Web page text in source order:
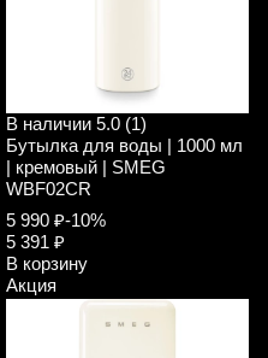
В наличии 5.0 (1)
Бутылка для воды | 1000 мл
| кремовый | SMEG
WBF02CR
5 990 ₽-10%
5 391 ₽
В корзину
Акция